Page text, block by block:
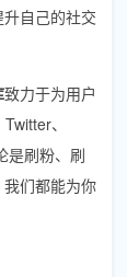
自己的社交
致力于为用户
、
是刷粉、刷
们都能为你